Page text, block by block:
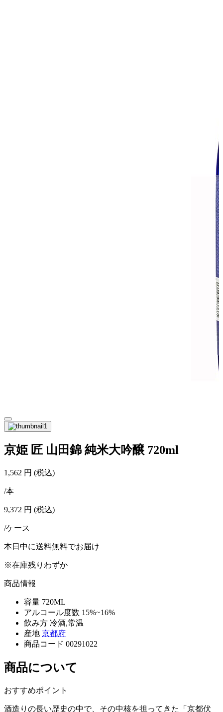
京姫 匠 山田錦 純米大吟醸 720ml
1,562 円 (税込)
/本
9,372 円 (税込)
/ケース
本日中に送料無料でお届け
※在庫残りわずか
商品情報
容量 720ML
アルコール度数 15%~16%
飲み方 冷酒,常温
産地 京都府
商品コード 00291022
商品について
おすすめポイント
酒造りの長い歴史の中で、その中核を担ってきた「京都伏